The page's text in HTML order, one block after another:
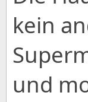
kein
und